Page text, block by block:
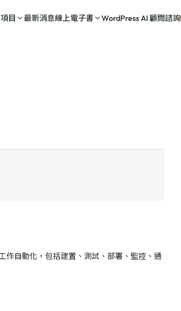
目 最新消息線上電子書 WordPress AI 顧問諮詢
作自動化，包括建置、測試、部署、監控、通